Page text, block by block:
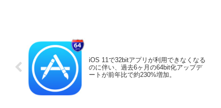
iOS 11で32bitアプリが利用できなくなる
のに伴い、過去6ヶ月の64bit化アップデ
ートが前年比で約230%増加。